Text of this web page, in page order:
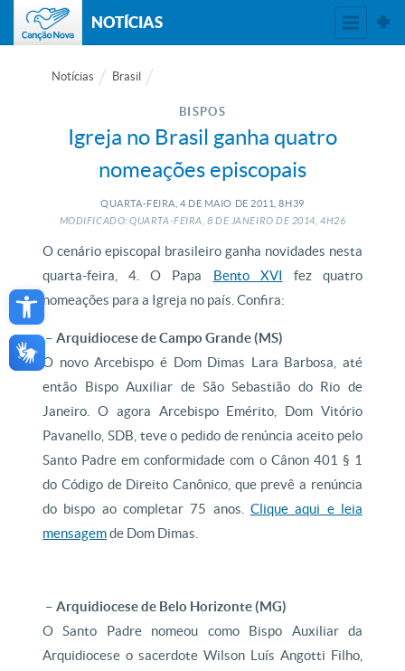
Open toolbar
NOTÍCIAS
Notícias Brasil
BISPOS
Igreja no Brasil ganha quatro
nomeações episcopais
QUARTA-FEIRA, 4 DE MAIO DE 2011, 8H39
MODIFICADO: QUARTA-FEIRA, 8 DE JANEIRO DE 2014, 4H26
O cenário episcopal brasileiro ganha novidades nesta
quarta-feira, 4. O Papa Bento XVI fez quatro
nomeações para a Igreja no país. Confira:
– Arquidiocese de Campo Grande (MS)
O novo Arcebispo é Dom Dimas Lara Barbosa, até
então Bispo Auxiliar de São Sebastião do Rio de
Janeiro. O agora Arcebispo Emérito, Dom Vitório
Pavanello, SDB, teve o pedido de renúncia aceito pelo
Santo Padre em conformidade com o Cânon 401 § 1
do Código de Direito Canônico, que prevêa renúncia
do bispo ao completar 75 anos. Clique aqui e leia
mensagemde Dom Dimas.
– Arquidiocese de Belo Horizonte (MG)
O Santo Padre nomeou como Bispo Auxiliar da
Arquidiocese o sacerdote Wilson Luís Angotti Filho,